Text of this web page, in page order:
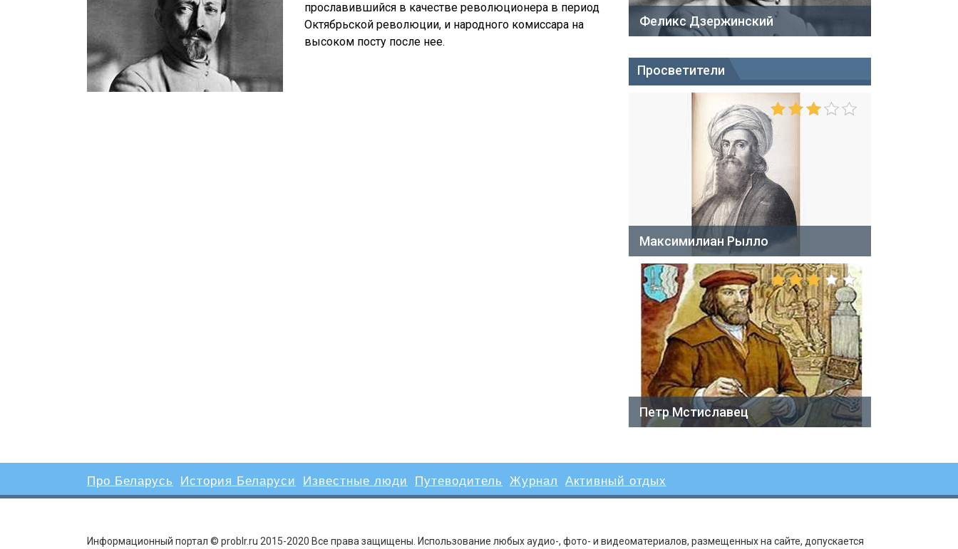
прославившийся в качестве революционера в период
Октябрьской революции, и народного комиссара на
высоком посту после нее.
Феликс Дзержинский
Просветители
Максимилиан Рылло
Петр Мстиславец
Про Беларусь История Беларуси Известные люди Путеводитель Журнал Активный отдых
Информационный портал © problr.ru 2015-2020 Все права защищены. Использование любых аудио-, фото- и видеоматериалов, размещенных на сайте, допускается